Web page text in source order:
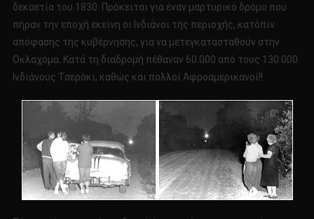
δεκαετία του 1830. Πρόκειται για έναν μαρτυρικό δρόμο που
πήραν την εποχή εκείνη οι Ινδιάνοι της περιοχής, κατόπιν
απόφασης της κυβέρνησης, για να μετεγκατασταθούν στην
Οκλαχόμα. Κατά τη διαδρομή πέθαναν 60.000 από τους 130.000
Ινδιάνους Τσερόκι, καθώς και πολλοί Αφροαμερικανοί!!